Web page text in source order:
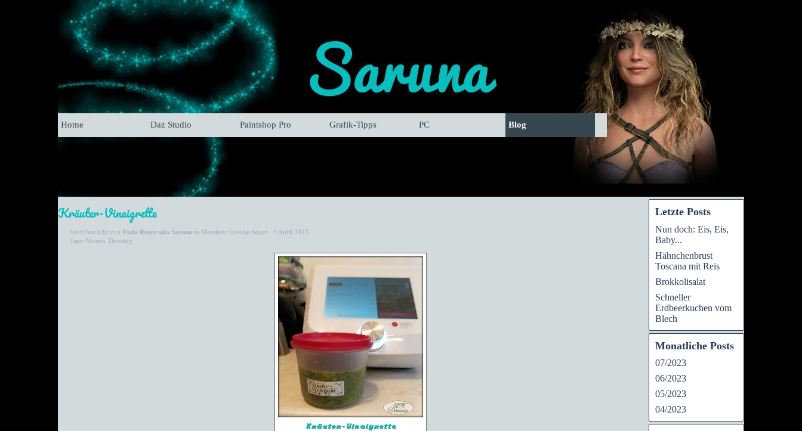
Home Daz Studio Paintshop Pro Grafik-Tipps PC Blog
Kräuter-Vinaigrette
Veröffentlicht von Viola Reuer aka Saruna in Monsieur Cuisine Smart · 3 April 2023
Tags: Monza Dressing
Letzte Posts
Nun doch: Eis, Eis,
Baby...
Hähnchenbrust
Toscana mit Reis
Brokkolisalat
Schneller
Erdbeerkuchen vom
Blech
Monatliche Posts
07/2023
06/2023
05/2023
04/2023